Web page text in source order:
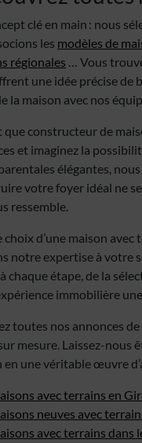
clé en main : nous
les modèles de
régionales … Vous
une idée précise de
la maison avec nos
que constructeur de
et imaginez la
élégantes,
votre foyer idéal ne
ressemble.
choix d’une maison avec
notre expertise à votre
chaque étape, de la
immobilière
toutes nos annonces
mesure. Laissez-nous
en une véritable œuvre
avec terrains en
neuves avec
avec terrains dans